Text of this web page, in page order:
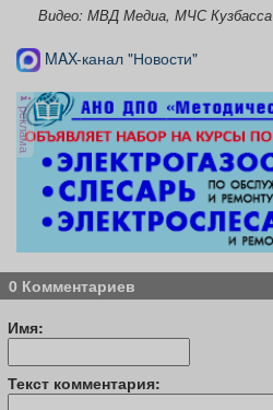
Видео: МВД Медиа, МЧС Кузбасса
MAX-канал "Новости"
реклама
0 Комментариев
Имя:
Текст комментария: